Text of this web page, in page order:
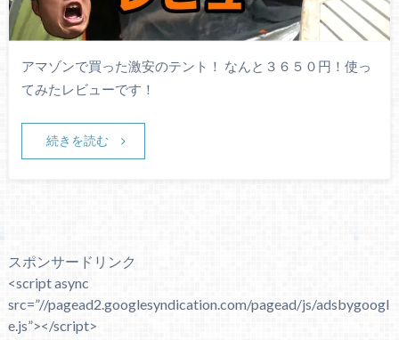
アマゾンで買った激安のテント！ なんと３６５０円！使っ
てみたレビューです！
続きを読む
スポンサードリンク
<script async
src=”//pagead2.googlesyndication.com/pagead/js/adsbygoogl
e.js”></script>